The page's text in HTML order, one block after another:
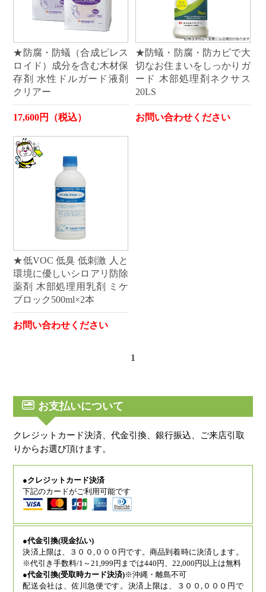
★防腐・防蟻（合成ピレス
ロイド）成分を含む木材保
存剤 水性ドルガード液剤
クリアー
17,600円（税込）
★防蟻・防腐・防カビで大
切なお住まいをしっかりガ
ード 木部処理剤ネクサス
20LS
お問い合わせください
★低VOC 低臭 低刺激 人と
環境に優しいシロアリ防除
薬剤 木部処理用乳剤 ミケ
ブロック500ml×2本
お問い合わせください
1
お支払いについて
クレジットカード決済、代金引換、銀行振込、ご来店引取
りからお選び頂けます。
●クレジットカード決済
下記のカードがご利用可能です
●代金引換(現金払い)
決済上限は、３００,０００円です。商品到着時に決済します。
※代引き手数料/1～21,999円までは440円、22,000円以上は無料
●代金引換(受取時カード決済)※沖縄・離島不可
配送会社は、佐川急便です。決済上限は、３００,０００円で